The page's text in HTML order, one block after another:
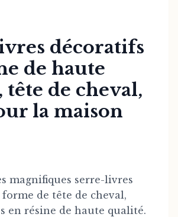
décoratifs
de haute
tête de cheval,
la maison
magnifiques serre-livres
de tête de cheval,
en résine de haute qualité.